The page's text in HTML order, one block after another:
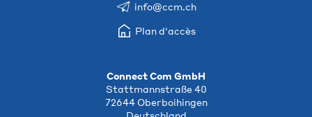
info@ccm.ch
Plan d'accès
Connect Com GmbH
Stattmannstraße 40
72644 Oberboihingen